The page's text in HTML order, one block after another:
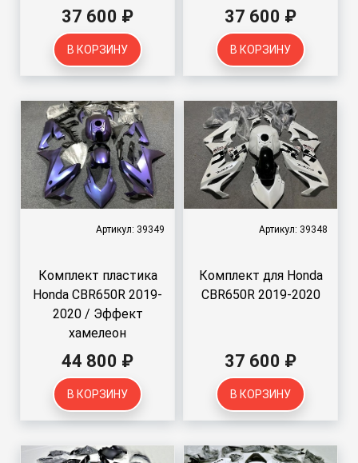
37 600 ₽
В КОРЗИНУ
37 600 ₽
В КОРЗИНУ
Артикул: 39349
Комплект пластика
Honda CBR650R 2019-
2020 / Эффект
хамелеон
44 800 ₽
В КОРЗИНУ
Артикул: 39348
Комплект для Honda
CBR650R 2019-2020
37 600 ₽
В КОРЗИНУ